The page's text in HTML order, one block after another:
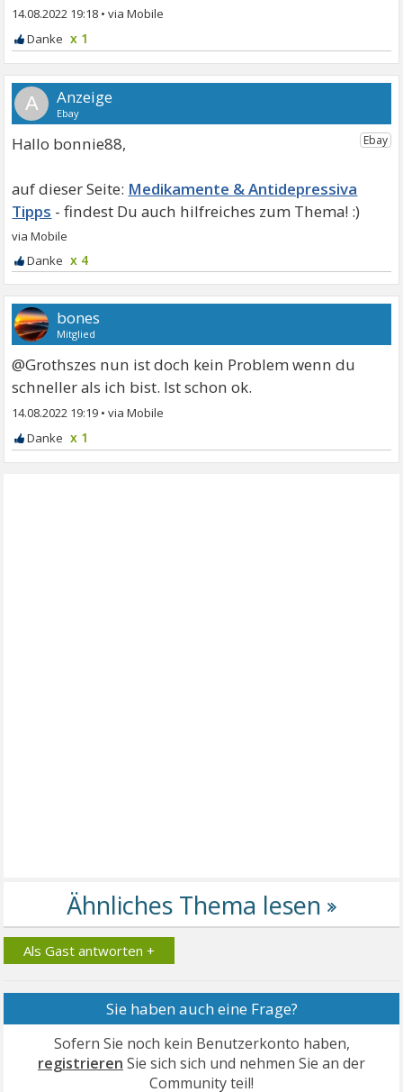
14.08.2022 19:18 •
x 1
A
Hallo bonnie88,
Medikamente & Antidepressiva
Tipps
x 4
bones
Mitglied
@Grothszes nun ist doch kein Problem wenn du
schneller als ich bist. Ist schon ok.
14.08.2022 19:19 •
x 1
Als Gast antworten +
Sie haben auch eine Frage?
Sofern Sie noch kein Benutzerkonto haben,
registrieren Sie sich sich und nehmen Sie an der
Community teil!